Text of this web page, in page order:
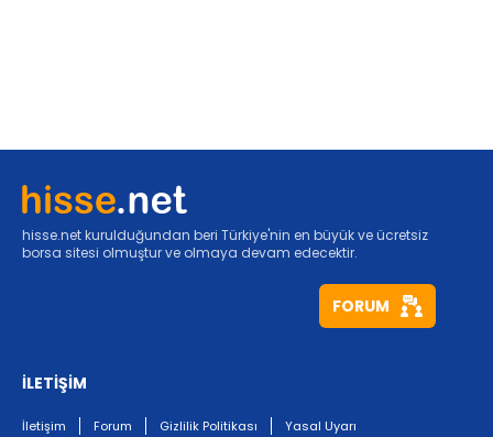
hisse.net kurulduğundan beri Türkiye'nin en büyük ve ücretsiz
borsa sitesi olmuştur ve olmaya devam edecektir.
FORUM
İLETİŞİM
İletişim Forum Gizlilik Politikası Yasal Uyarı